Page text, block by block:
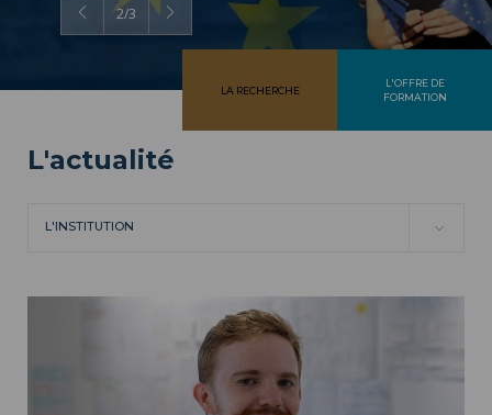
2/3
LA RECHERCHE
L'OFFRE DE
FORMATION
L'actualité
L'INSTITUTION